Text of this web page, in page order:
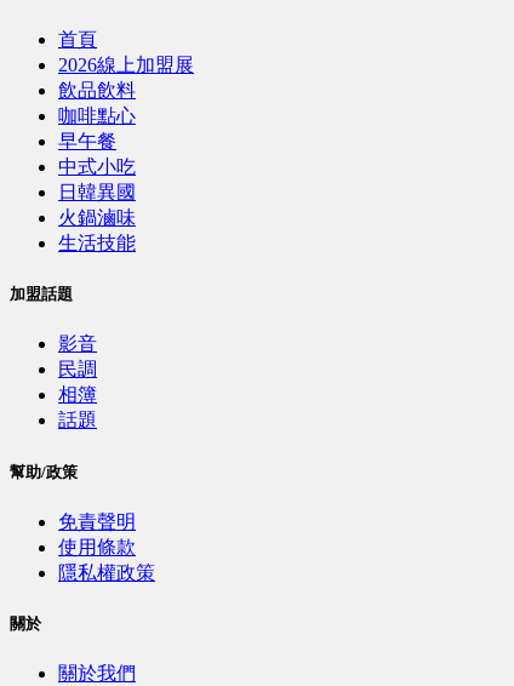
首頁
2026線上加盟展
飲品飲料
咖啡點心
早午餐
中式小吃
日韓異國
火鍋滷味
生活技能
加盟話題
影音
民調
相簿
話題
幫助/政策
免責聲明
使用條款
隱私權政策
關於
關於我們